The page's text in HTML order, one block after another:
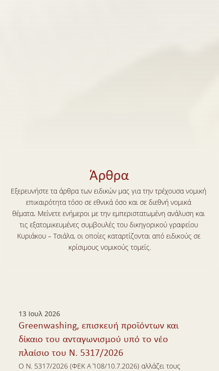
Άρθρα
Εξερευνήστε τα άρθρα των ειδικών μας για την τρέχουσα νομική
επικαιρότητα τόσο σε εθνικά όσο και σε διεθνή νομικά
θέματα. Μείνετε ενήμεροι με την εμπεριστατωμένη ανάλυση και
τις εξατομικευμένες συμβουλές του δικηγορικού γραφείου
Κυριάκου – Τσιάλα, οι οποίες καταρτίζονται από ειδικούς σε
κρίσιμους νομικούς τομείς.
13 Ιουλ 2026
Greenwashing, επισκευή προϊόντων και
δίκαιο του ανταγωνισμού υπό το νέο
πλαίσιο του Ν. 5317/2026
Ο Ν. 5317/2026 (ΦΕΚ Α΄ 108/10.7.2026) αλλάζει τους